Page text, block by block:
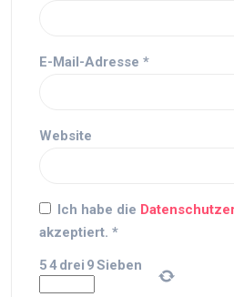
E-Mail-Adresse *
Website
Ich habe die
akzeptiert. *
54drei 9Sieben